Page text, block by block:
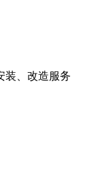
装、改造服务